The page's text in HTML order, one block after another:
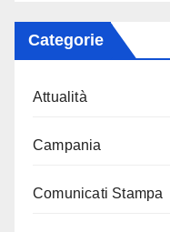
Categorie
Attualità
Campania
Comunicati Stampa